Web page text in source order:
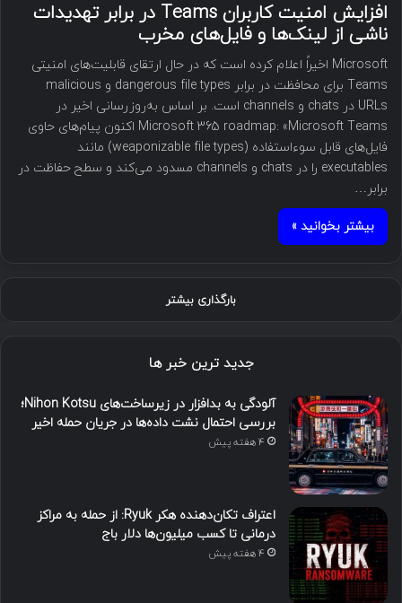
افزایش امنیت کاربران Teams در برابر تهدیدات
ناشی از لینک‌ها و فایل‌های مخرب
Microsoft اخیراً اعلام کرده است که در حال ارتقای قابلیت‌های امنیتی
Teams برای محافظت در برابر dangerous file types و malicious
URLs در chats و channels است. بر اساس به‌روزرسانی اخیر در
Microsoft 365 roadmap: «Microsoft Teams اکنون پیام‌های حاوی
فایل‌های قابل سوءاستفاده (weaponizable file types) مانند
executables را در chats و channels مسدود می‌کند و سطح حفاظت در
برابر…
بیشتر بخوانید »
بارگذاری بیشتر
جدید ترین خبر ها
آلودگی به بدافزار در زیرساخت‌های Nihon Kotsu؛
بررسی احتمال نشت داده‌ها در جریان حمله اخیر
4 هفته پیش
اعتراف تکان‌دهنده هکر Ryuk: از حمله به مراکز
درمانی تا کسب میلیون‌ها دلار باج
4 هفته پیش